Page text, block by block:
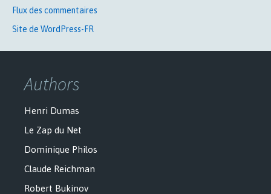
Flux des commentaires
Site de WordPress-FR
Authors
Henri Dumas
Le Zap du Net
Dominique Philos
Claude Reichman
Robert Bukinov